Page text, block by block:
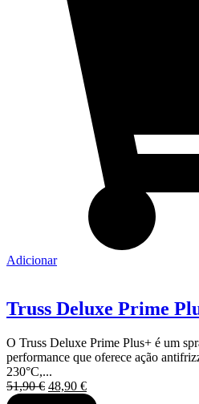
Adicionar
Truss Deluxe Prime
O Truss Deluxe Prime Plus+ é um
performance que oferece ação
230°C,...
51,90€ O
48,90 €O
preço